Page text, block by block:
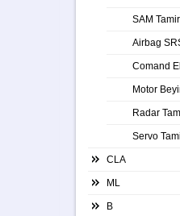
SAM
Airbag
Comand
Motor
Radar
Servo
CLA
ML
B